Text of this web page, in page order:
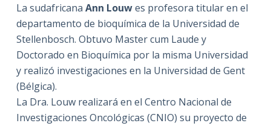
La sudafricana Ann Louwes profesora titular en el
departamento de bioquímica de la Universidad de
Stellenbosch. Obtuvo Master cum Laude y
Doctorado en Bioquímica por la misma Universidad
y realizó investigaciones en la Universidad de Gent
(Bélgica).
La Dra. Louw realizará en el Centro Nacional de
Investigaciones Oncológicas (CNIO) su proyecto de